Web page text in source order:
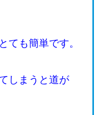
ても簡単です。
しまうと道が